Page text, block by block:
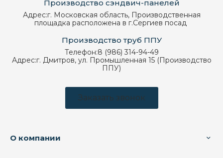
Производство сэндвич-панелей
Адрес:г. Московская область, Производственная
площадка расположена в г.Сергиев посад
Производство труб ППУ
Телефон:8 (986) 314-94-49
Адрес:г. Дмитров, ул. Промышленная 15 (Производство
ППУ)
Заказать звонок
О компании